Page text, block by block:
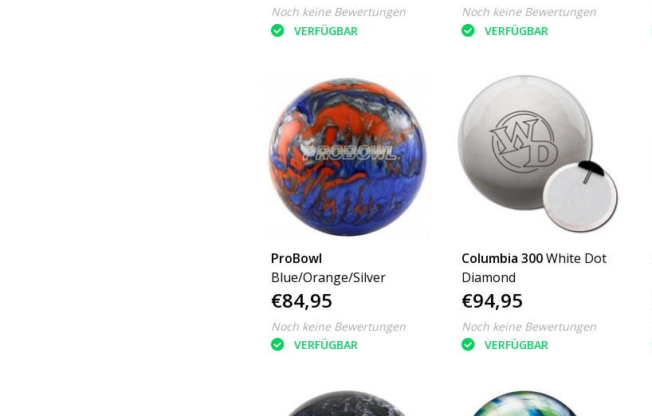
Noch keine Bewertungen
VERFÜGBAR
Noch keine Bewertungen
VERFÜGBAR
ProBowl
Blue/Orange/Silver
€84,95
Noch keine Bewertungen
VERFÜGBAR
Columbia 300White Dot
Diamond
€94,95
Noch keine Bewertungen
VERFÜGBAR